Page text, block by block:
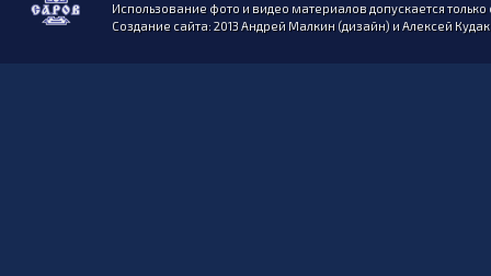
Использование фото и видео материалов допускается
Создание сайта: 2013 Андрей Малкин (дизайн) и Алексей